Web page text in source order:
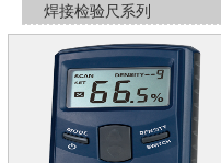
焊接检验尺系列